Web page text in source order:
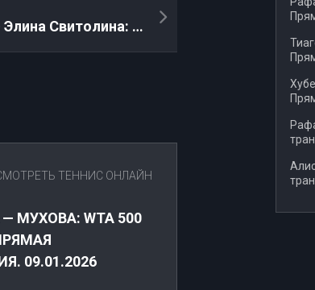
Ига Швёнтек — Элина Свитолина: Прямая трансляция онлайн 14.05.2026
ТЕННИС ОНЛАЙН
МУХОВА: WTA 500
09.01.2026